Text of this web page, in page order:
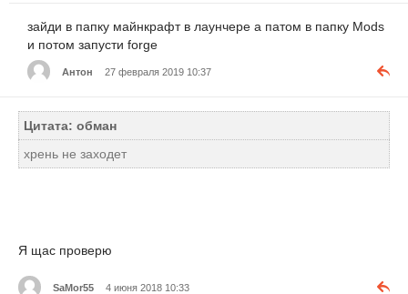
зайди в папку майнкрафт в лаунчере а патом в папку Mods
и потом запусти forge
Антон 27 февраля 2019 10:37
Цитата: обман
хрень не заходет
Я щас проверю
SaMor55 4 июня 2018 10:33